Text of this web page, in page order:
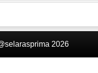
2026